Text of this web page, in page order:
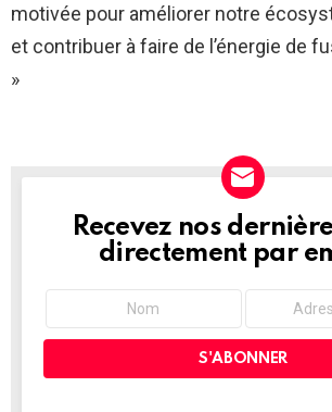
motivée pour améliorer notre
et contribuer à faire de l’énergie de
»
NEWSLETTER
Recevez nos
directement par